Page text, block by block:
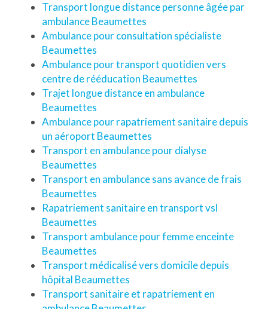
Transport longue distance personne âgée par
ambulance Beaumettes
Ambulance pour consultation spécialiste
Beaumettes
Ambulance pour transport quotidien vers
centre de rééducation Beaumettes
Trajet longue distance en ambulance
Beaumettes
Ambulance pour rapatriement sanitaire depuis
un aéroport Beaumettes
Transport en ambulance pour dialyse
Beaumettes
Transport en ambulance sans avance de frais
Beaumettes
Rapatriement sanitaire en transport vsl
Beaumettes
Transport ambulance pour femme enceinte
Beaumettes
Transport médicalisé vers domicile depuis
hôpital Beaumettes
Transport sanitaire et rapatriement en